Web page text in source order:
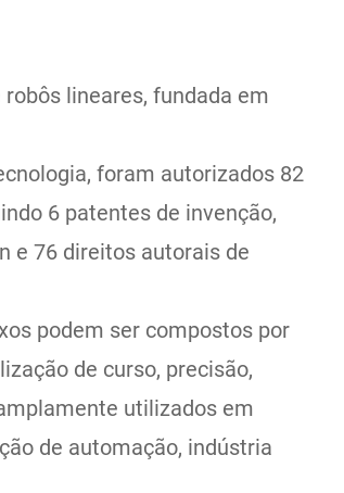
lineares, fundada em
foram autorizados 82
6 patentes de invenção,
e 76 direitos autorais de
podem ser compostos por
de curso, precisão,
utilizados em
de automação, indústria